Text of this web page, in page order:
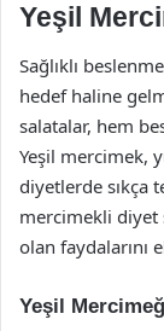
Yeşil
Sağlıklı
hedef haline
salatalar, hem
Yeşil mercimek,
diyetlerde sıkça
mercimekli diyet
olan faydalarını
Yeşil